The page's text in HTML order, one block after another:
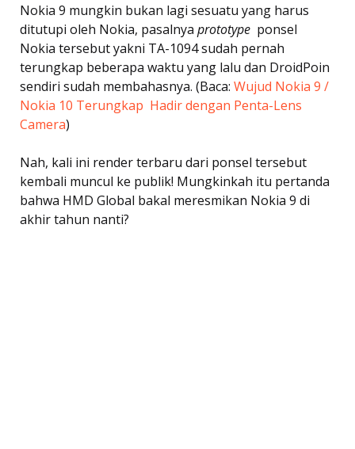
Nokia 9 mungkin bukan lagi sesuatu yang harus
ditutupi oleh Nokia, pasalnya prototype ponsel
Nokia tersebut yakni TA-1094 sudah pernah
terungkap beberapa waktu yang lalu dan DroidPoin
sendiri sudah membahasnya. (Baca: Wujud Nokia 9 /
Nokia 10 Terungkap  Hadir dengan Penta-Lens
Camera)
Nah, kali ini render terbaru dari ponsel tersebut
kembali muncul ke publik! Mungkinkah itu pertanda
bahwa HMD Global bakal meresmikan Nokia 9 di
akhir tahun nanti?